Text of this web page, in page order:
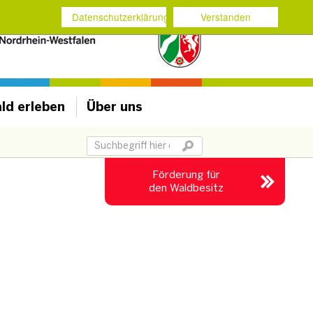
Verstanden
Datenschutzerklärung
erleben Über uns
Suchbegriff
Förderung für
den Waldbesitz